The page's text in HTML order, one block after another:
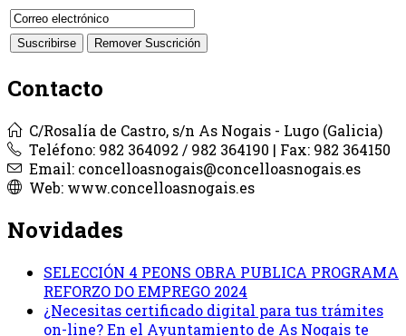
Contacto
C/Rosalía de Castro, s/n As Nogais - Lugo (Galicia)
Teléfono: 982 364092 / 982 364190 | Fax: 982 364150
Email: concelloasnogais@concelloasnogais.es
Web: www.concelloasnogais.es
Novidades
SELECCIÓN 4 PEONS OBRA PUBLICA PROGRAMA
REFORZO DO EMPREGO 2024
¿Necesitas certificado digital para tus trámites
on-line? En el Ayuntamiento de As Nogais te